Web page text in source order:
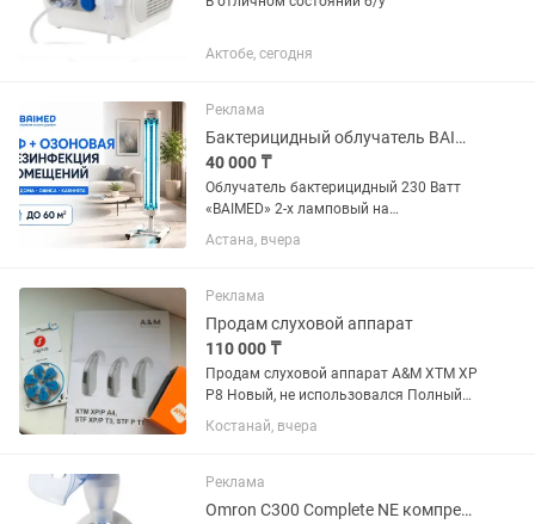
Актобе, сегодня
Реклама
Бактерицидный облучатель BAIMED 2 на 30 Вт на стойке передвижной
40 000 ₸
Облучатель бактерицидный 230 Ватт
«BAIMED» 2-х ламповый на
передвижной стойке на колесиках
предназначен для обеззараживания
60...
Астана, вчера
Реклама
Продам слуховой аппарат
110 000 ₸
Продам слуховой аппарат A&M XTM XP
P8 Новый, не использовался Полный
комплект: коробка, инструкция,
батарейки Мощный цифровой
для людей с тяжёлой и глубокой
потерей...
Костанай, вчера
Реклама
Omron C300 Complete NE компрессорный ингалятор для всех возрастов